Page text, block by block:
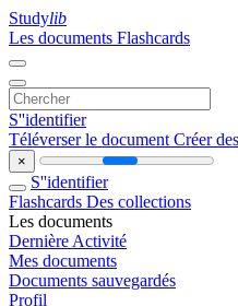
Studylib
Les documents Flashcards
S''identifier
Téléverser le document Créer
×
S''identifier
Flashcards Des collections
Les documents
Dernière Activité
Mes documents
Documents sauvegardés
Profil